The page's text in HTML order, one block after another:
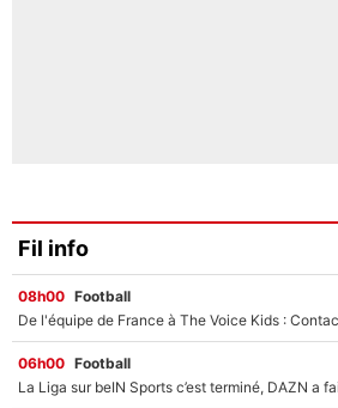
Fil info
08h00 Football
06h00 Football